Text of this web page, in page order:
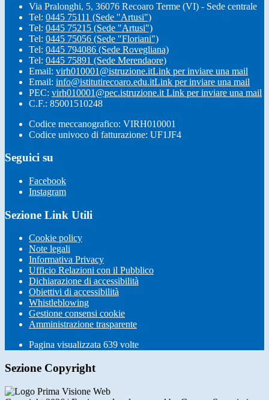
Via Pralonghi, 5, 36076 Recoaro Terme (VI) - Sede centrale
Tel: 0445 75111 (Sede "Artusi")
Tel: 0445 75215 (Sede "Artusi")
Tel: 0445 75056 (Sede "Floriani")
Tel: 0445 794086 (Sede Rovegliana)
Tel: 0445 75891 (Sede Merendaore)
Email: virh010001@istruzione.itLink per inviare una mail
Email: info@istitutirecoaro.edu.itLink per inviare una mail
PEC: virh010001@pec.istruzione.it Link per inviare una mail
C.F.: 85001510248
Codice meccanografico: VIRH010001
Codice univoco di fatturazione: UF1JF4
Seguici su
Facebook
Instagram
Sezione Link Utili
Cookie policy
Note legali
Informativa Privacy
Ufficio Relazioni con il Pubblico
Dichiarazione di accessibilità
Obiettivi di accessibilità
Whistleblowing
Gestione consensi cookie
Amministrazione trasparente
Pagina visualizzata 639 volte
Sezione Copyright